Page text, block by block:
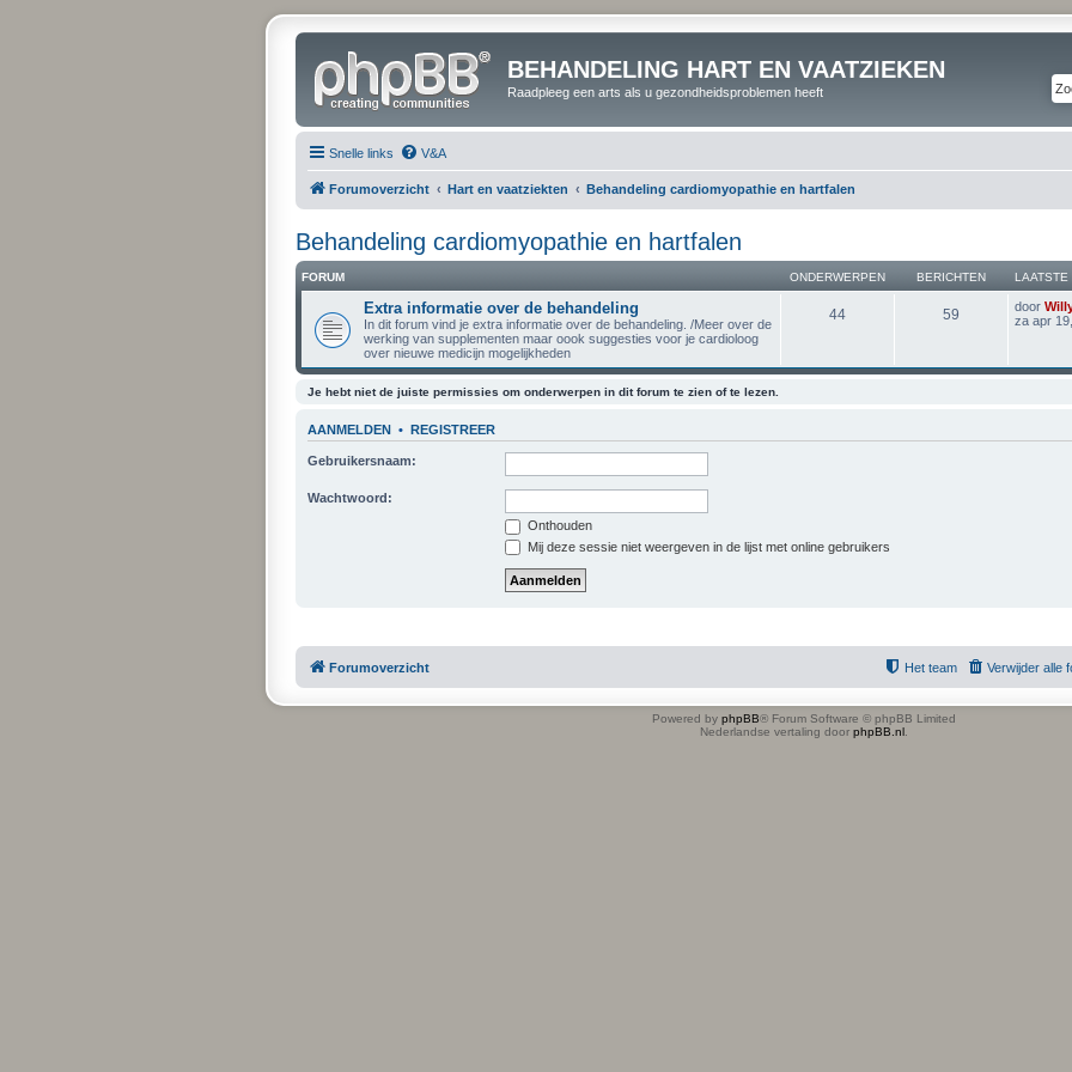
BEHANDELING HART EN VAATZIEKEN
Raadpleeg een arts als u gezondheidsproblemen heeft
Snelle links V&A
Forumoverzicht Hart en vaatziekten Behandeling cardiomyopathie en hartfalen
Behandeling cardiomyopathie en hartfalen
FORUM ONDERWERPEN BERICHTEN LAATSTE
Extra informatie over de behandeling
In dit forum vind je extra informatie over de behandeling. /Meer over de
werking van supplementen maar oook suggesties voor je cardioloog
over nieuwe medicijn mogelijkheden
44 59 door
za apr
Je hebt niet de juiste permissies om onderwerpen in dit forum te zien of te lezen.
AANMELDEN • REGISTREER
Gebruikersnaam:
Wachtwoord:
Onthouden
Mij deze sessie niet weergeven in de lijst met online gebruikers
Forumoverzicht Verwijder alle
Het team
Powered by phpBB® Forum Software © phpBB Limited
Nederlandse vertaling door phpBB.nl.